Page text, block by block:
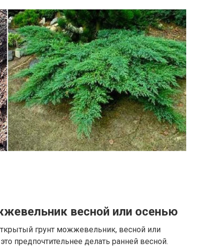
весной или осенью
грунт можжевельник, весной или
предпочтительнее делать ранней весной.